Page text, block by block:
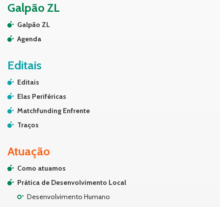
Galpão ZL
Galpão ZL
Agenda
Editais
Editais
Elas Periféricas
Matchfunding Enfrente
Traços
Atuação
Como atuamos
Prática de Desenvolvimento Local
Desenvolvimento Humano